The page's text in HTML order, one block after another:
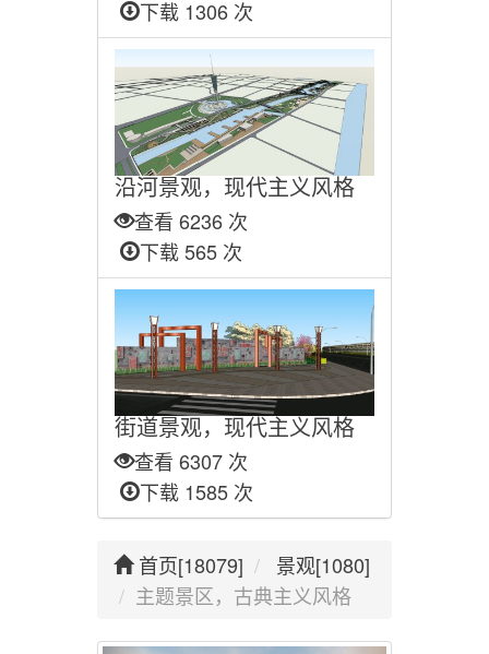
下载 1306 次
沿河景观，现代主义风格
查看 6236 次
下载 565 次
街道景观，现代主义风格
查看 6307 次
下载 1585 次
首页[18079]
景观[1080]
主题景区，古典主义风格